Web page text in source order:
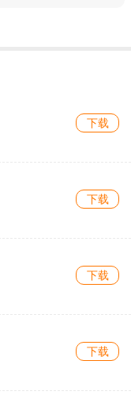
下载
下载
下载
下载